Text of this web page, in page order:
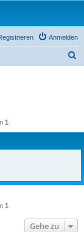
Anmelden
1
1
Gehe zu